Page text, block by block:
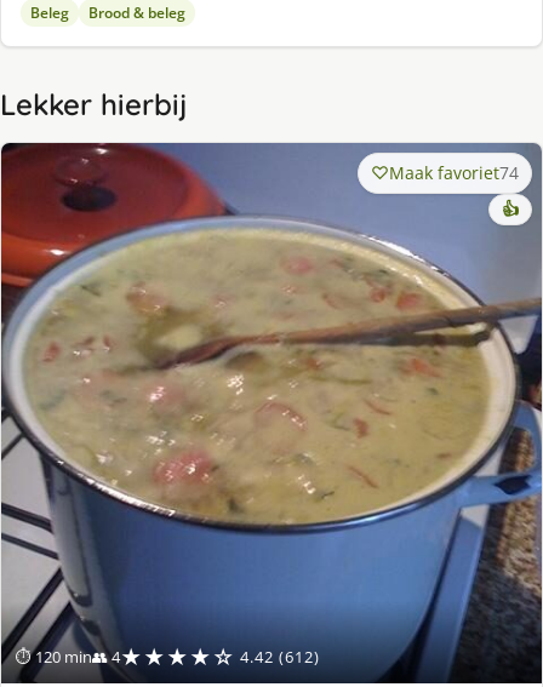
Beleg Brood & beleg
Lekker hierbij
⏱ 120 min👥 4★★★★☆ 4.42 (612)
Maak favoriet74
👍